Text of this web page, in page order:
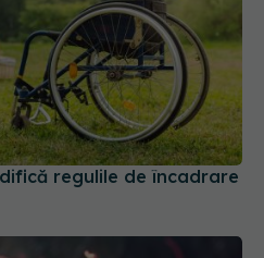
regulile de încadrare